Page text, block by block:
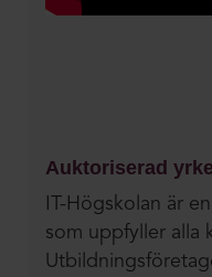
Auktoriserad
IT-Högskolan är
som uppfyller alla